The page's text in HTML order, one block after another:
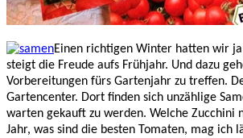
Einen richtigen Winter hatten wir
steigt die Freude aufs Frühjahr. Und dazu
Vorbereitungen fürs Gartenjahr zu treffen.
Gartencenter. Dort finden sich unzählige
warten gekauft zu werden. Welche Zucchini
Jahr, was sind die besten Tomaten, mag ich